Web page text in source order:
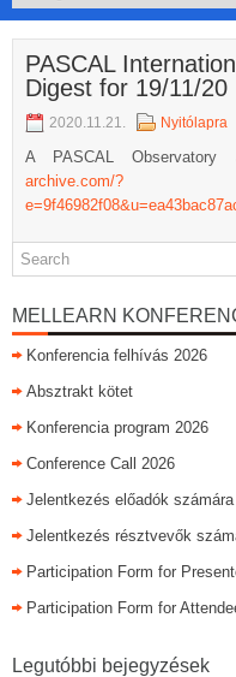
PASCAL
Digest for 19/11/20
2020.11.21. Nyitólapra
A PASCAL
archive.com/?
MELLEARN
Konferencia felhívás 2026
Absztrakt kötet
Konferencia program 2026
Conference Call 2026
Jelentkezés előadók számára
Jelentkezés résztvevők
Participation Form for
Participation Form for
Legutóbbi bejegyzések